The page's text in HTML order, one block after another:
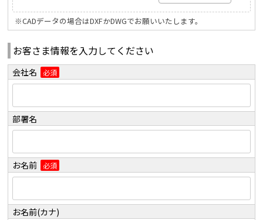
※CADデータの場合はDXFかDWGでお願いいたします。
お客さま情報を入力してください
会社名 必須
部署名
お名前 必須
お名前(カナ)